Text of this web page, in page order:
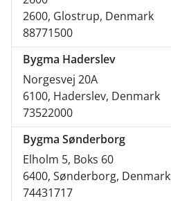
2600, Glostrup, Denmark
88771500
Bygma Haderslev
Norgesvej 20A
6100, Haderslev, Denmark
73522000
Bygma Sønderborg
Elholm 5, Boks 60
6400, Sønderborg, Denmark
74431717